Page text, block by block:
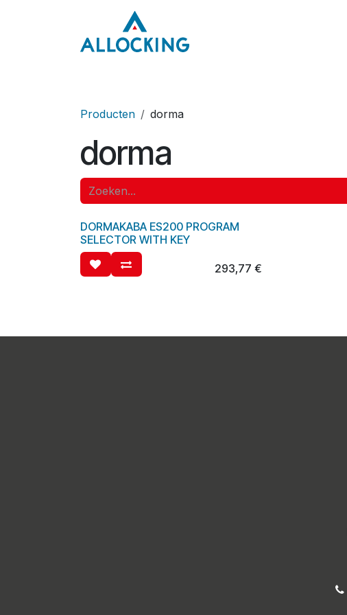
Producten dorma
dorma
DORMAKABA ES200 PROGRAM
SELECTOR WITH KEY
293,77 €